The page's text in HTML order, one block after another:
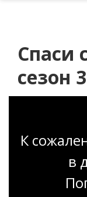
Спаси
сезон
К
в